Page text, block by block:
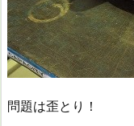
問題は歪とり！